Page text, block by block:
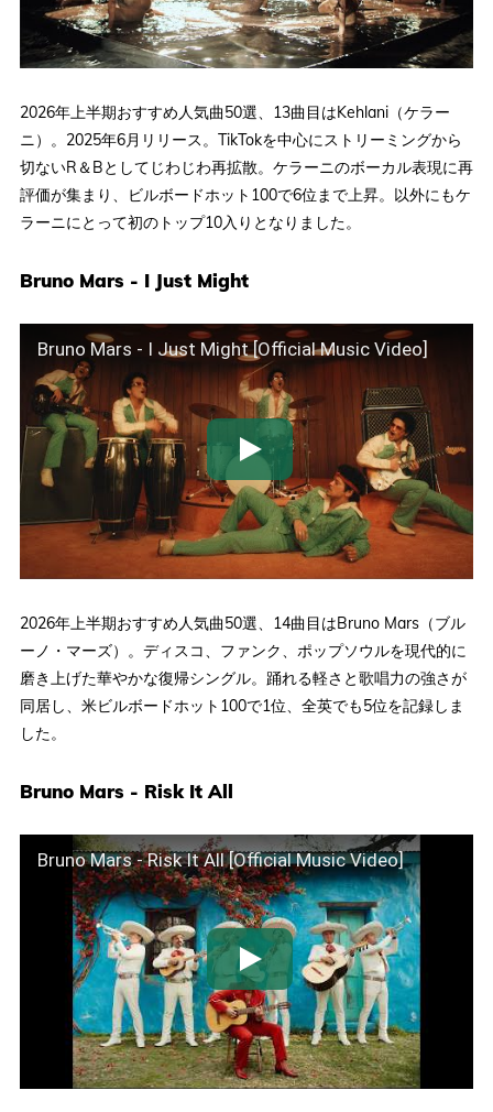
2026年上半期おすすめ人気曲50選、13曲目はKehlani（ケラー
ニ）。2025年6月リリース。TikTokを中心にストリーミングから
切ないR＆Bとしてじわじわ再拡散。ケラーニのボーカル表現に再
評価が集まり、ビルボードホット100で6位まで上昇。以外にもケ
ラーニにとって初のトップ10入りとなりました。
Bruno Mars - I Just Might
Bruno Mars - I Just Might [Official Music Video]
2026年上半期おすすめ人気曲50選、14曲目はBruno Mars（ブル
ーノ・マーズ）。ディスコ、ファンク、ポップソウルを現代的に
磨き上げた華やかな復帰シングル。踊れる軽さと歌唱力の強さが
同居し、米ビルボードホット100で1位、全英でも5位を記録しま
した。
Bruno Mars - Risk It All
Bruno Mars - Risk It All [Official Music Video]